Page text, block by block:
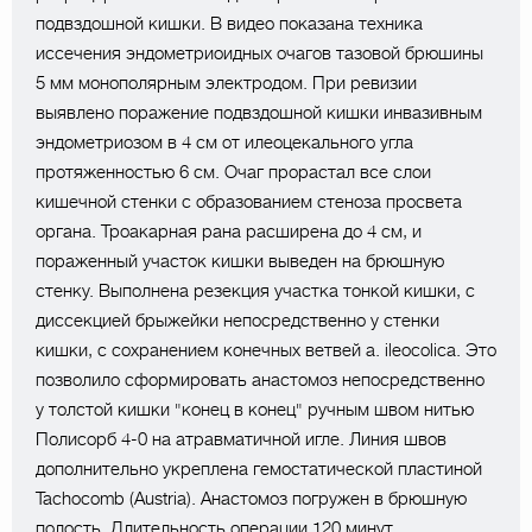
подвздошной кишки. В видео показана техника
иссечения эндометриоидных очагов тазовой брюшины
5 мм монополярным электродом. При ревизии
выявлено поражение подвздошной кишки инвазивным
эндометриозом в 4 см от илеоцекального угла
протяженностью 6 см. Очаг прорастал все слои
кишечной стенки с образованием стеноза просвета
органа. Троакарная рана расширена до 4 см, и
пораженный участок кишки выведен на брюшную
стенку. Выполнена резекция участка тонкой кишки, с
диссекцией брыжейки непосредственно у стенки
кишки, с сохранением конечных ветвей a. ileocolica. Это
позволило сформировать анастомоз непосредственно
у толстой кишки "конец в конец" ручным швом нитью
Полисорб 4-0 на атравматичной игле. Линия швов
дополнительно укреплена гемостатической пластиной
Tachocomb (Austria). Анастомоз погружен в брюшную